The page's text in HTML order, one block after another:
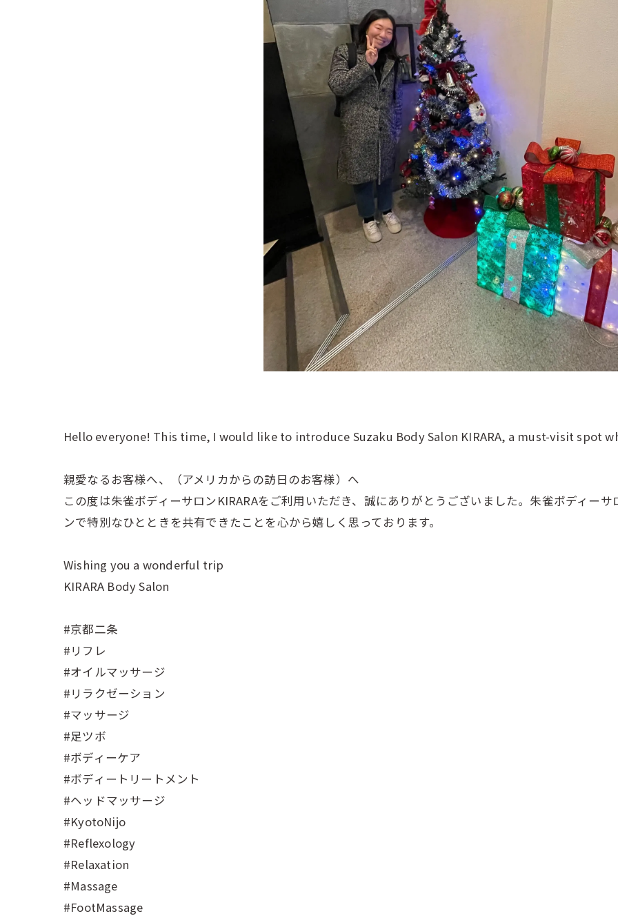
Hello everyone! This time, I would like to introduce Suzaku Body Salon KIRARA, a must-visit spot
親愛なるお客様へ、（アメリカからの訪日のお客様）へ
この度は朱雀ボディーサロンKIRARAをご利用いただき、誠にありがとうございました。朱雀ボディー
ンで特別なひとときを共有できたことを心から嬉しく思っております。
Wishing you a wonderful trip
KIRARA Body Salon
#京都二条
#リフレ
#オイルマッサージ
#リラクゼーション
#マッサージ
#足ツボ
#ボディーケア
#ボディートリートメント
#ヘッドマッサージ
#KyotoNijo
#Reflexology
#Relaxation
#Massage
#FootMassage